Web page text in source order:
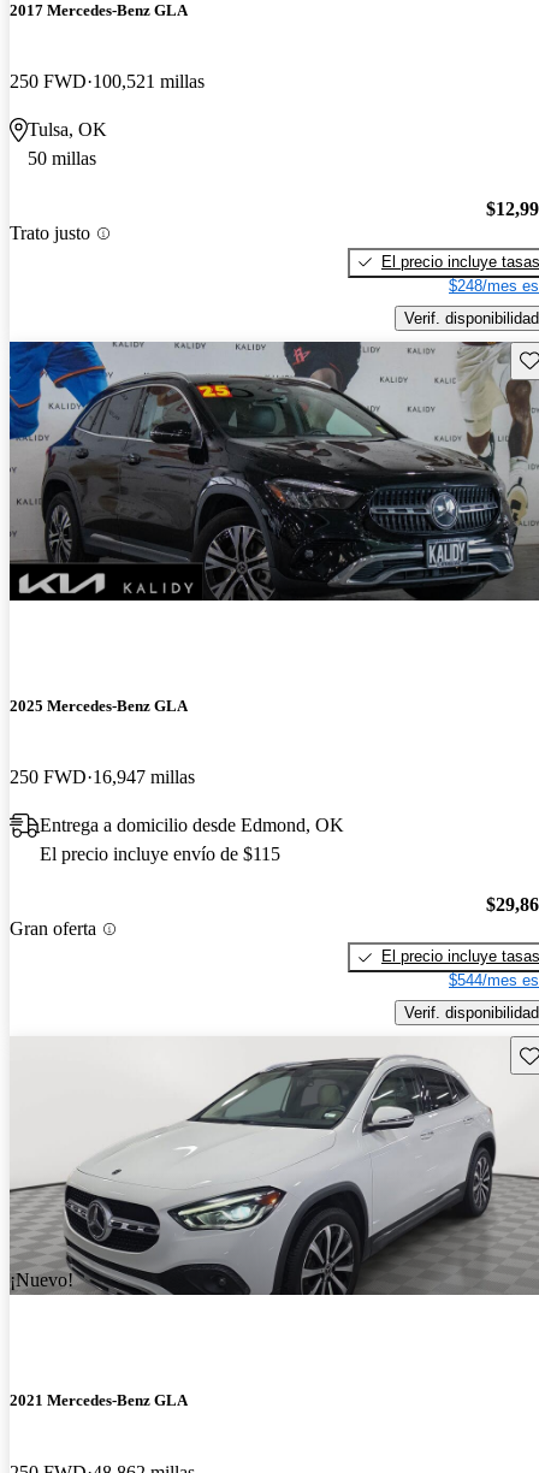
2017 Mercedes-Benz GLA
250 FWD 100,521 millas
Tulsa, OK
50 millas
Trato justo
El precio incluye tasas
$248/mes
Verif. disponibilidad
2025 Mercedes-Benz GLA
250 FWD 16,947 millas
Entrega a domicilio desde Edmond, OK
El precio incluye envío de $115
Gran oferta
El precio incluye tasas
$544/mes
Verif. disponibilidad
¡Nuevo!
2021 Mercedes-Benz GLA